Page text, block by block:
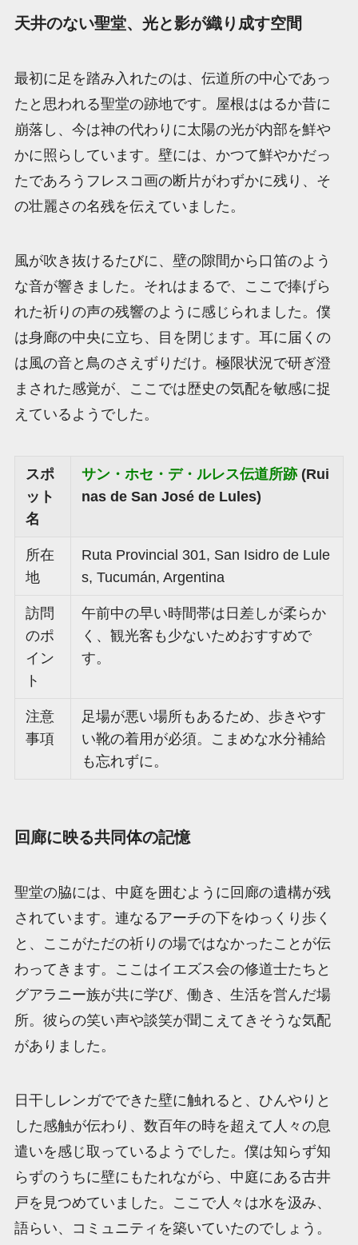
天井のない聖堂、光と影が織り成す空間
最初に足を踏み入れたのは、伝道所の中心であっ
たと思われる聖堂の跡地です。屋根ははるか昔に
崩落し、今は神の代わりに太陽の光が内部を鮮や
かに照らしています。壁には、かつて鮮やかだっ
たであろうフレスコ画の断片がわずかに残り、そ
の壮麗さの名残を伝えていました。
風が吹き抜けるたびに、壁の隙間から口笛のよう
な音が響きました。それはまるで、ここで捧げら
れた祈りの声の残響のように感じられました。僕
は身廊の中央に立ち、目を閉じます。耳に届くの
は風の音と鳥のさえずりだけ。極限状況で研ぎ澄
まされた感覚が、ここでは歴史の気配を敏感に捉
えているようでした。
スポ
ット
名
サン・ホセ・デ・ルレス伝道所跡(Rui
nas de San José de Lules)
所在
地
Ruta Provincial 301, San Isidro de Lule
s, Tucumán, Argentina
訪問
のポ
イン
ト
午前中の早い時間帯は日差しが柔らか
く、観光客も少ないためおすすめで
す。
注意
事項
足場が悪い場所もあるため、歩きやす
い靴の着用が必須。こまめな水分補給
も忘れずに。
回廊に映る共同体の記憶
聖堂の脇には、中庭を囲むように回廊の遺構が残
されています。連なるアーチの下をゆっくり歩く
と、ここがただの祈りの場ではなかったことが伝
わってきます。ここはイエズス会の修道士たちと
グアラニー族が共に学び、働き、生活を営んだ場
所。彼らの笑い声や談笑が聞こえてきそうな気配
がありました。
日干しレンガでできた壁に触れると、ひんやりと
した感触が伝わり、数百年の時を超えて人々の息
遣いを感じ取っているようでした。僕は知らず知
らずのうちに壁にもたれながら、中庭にある古井
戸を見つめていました。ここで人々は水を汲み、
語らい、コミュニティを築いていたのでしょう。